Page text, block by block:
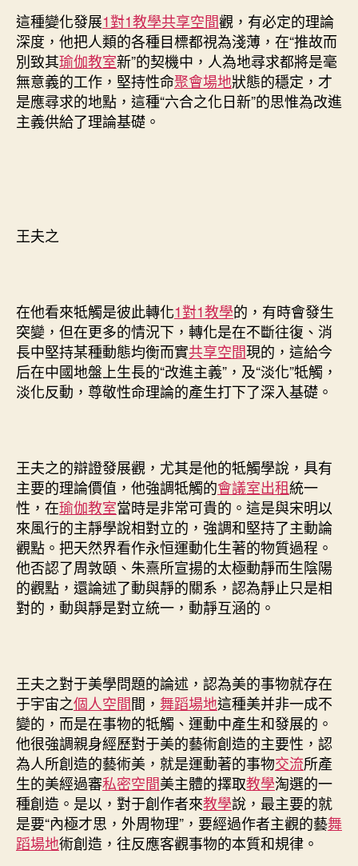
這種變化發展1對1教學共享空間觀，有必定的理論
深度，他把人類的各種目標都視為淺薄，在“推故而
別致其瑜伽教室新”的契機中，人為地尋求都將是毫
無意義的工作，堅持性命聚會場地狀態的穩定，才
是應尋求的地點，這種“六合之化日新”的思惟為改進
主義供給了理論基礎。
王夫之
在他看來牴觸是彼此轉化1對1教學的，有時會發生
突變，但在更多的情況下，轉化是在不斷往復、消
長中堅持某種動態均衡而實共享空間現的，這給今
后在中國地盤上生長的“改進主義”，及“淡化”牴觸，
淡化反動，尊敬性命理論的產生打下了深入基礎。
王夫之的辯證發展觀，尤其是他的牴觸學說，具有
主要的理論價值，他強調牴觸的會議室出租統一
性，在瑜伽教室當時是非常可貴的。這是與宋明以
來風行的主靜學說相對立的，強調和堅持了主動論
觀點。把天然界看作永恒運動化生著的物質過程。
他否認了周敦頤、朱熹所宣揚的太極動靜而生陰陽
的觀點，還論述了動與靜的關系，認為靜止只是相
對的，動與靜是對立統一，動靜互涵的。
王夫之對于美學問題的論述，認為美的事物就存在
于宇宙之個人空間間， 舞蹈場地這種美并非一成不
變的，而是在事物的牴觸、運動中產生和發展的。
他很強調親身經歷對于美的藝術創造的主要性，認
為人所創造的藝術美，就是運動著的事物交流所產
生的美經過審私密空間美主體的擇取教學淘選的一
種創造。是以，對于創作者來教學說，最主要的就
是要“內極才思，外周物理”，要經過作者主觀的藝舞
蹈場地術創造，往反應客觀事物的本質和規律。